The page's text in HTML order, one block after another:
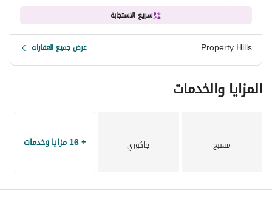
سريع الاستجابة
Property Hills عرض جميع العقارات
المزايا والخدمات
مسبح جاكوزي + 16 مزايا وخدمات